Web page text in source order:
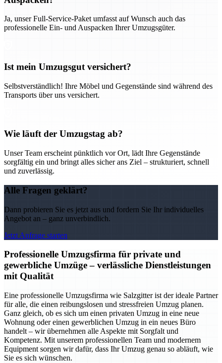
Ja, unser Full-Service-Paket umfasst auf Wunsch auch das
professionelle Ein- und Auspacken Ihrer Umzugsgüter.
Ist mein Umzugsgut versichert?
Selbstverständlich! Ihre Möbel und Gegenstände sind während des
Transports über uns versichert.
Wie läuft der Umzugstag ab?
Unser Team erscheint pünktlich vor Ort, lädt Ihre Gegenstände
sorgfältig ein und bringt alles sicher ans Ziel – strukturiert, schnell
und zuverlässig.
Alle Fragen geklärt?
Dann probieren Sie es jetzt aus und fordern Sie Ihr individuelles
Angebot an – ganz unverbindlich.
Jetzt Anfrage starten
Professionelle Umzugsfirma für private und
gewerbliche Umzüge – verlässliche Dienstleistungen
mit Qualität
Eine professionelle Umzugsfirma wie Salzgitter ist der ideale Partner
für alle, die einen reibungslosen und stressfreien Umzug planen.
Ganz gleich, ob es sich um einen privaten Umzug in eine neue
Wohnung oder einen gewerblichen Umzug in ein neues Büro
handelt – wir übernehmen alle Aspekte mit Sorgfalt und
Kompetenz. Mit unserem professionellen Team und modernem
Equipment sorgen wir dafür, dass Ihr Umzug genau so abläuft, wie
Sie es sich wünschen.